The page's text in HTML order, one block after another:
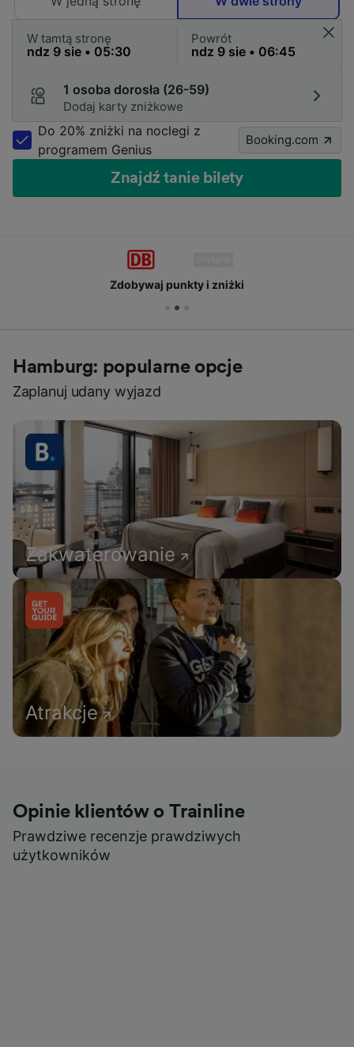
W tamtą stronę Powrót
1 osoba dorosła (26-59)
Dodaj karty zniżkowe
Do 20% zniżki na noclegi z
programem Genius
Booking.com
Znajdź tanie bilety
Zdobywaj punkty i zniżki
Hamburg: popularne opcje
Zaplanuj udany wyjazd
Zakwaterowanie
Atrakcje
Opinie klientów o Trainline
Prawdziwe recenzje prawdziwych
użytkowników